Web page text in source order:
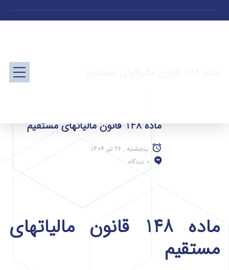
ماده 148 قانون مالیاتهای مستقیم
پنجشنبه , 26 تیر 1404
0 دیدگاه
ماده 148 قانون مالیاتهای
مستقیم